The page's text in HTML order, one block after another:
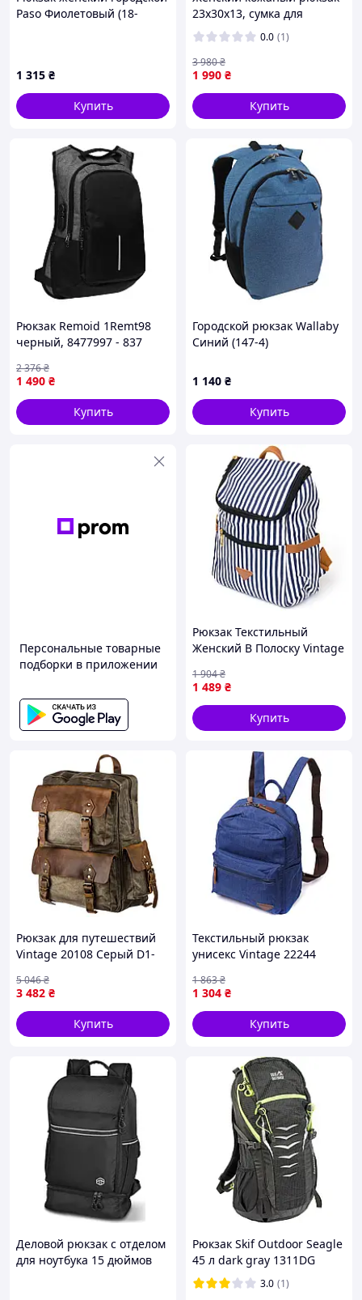
Paso Фиолетовый (18-
1 315 ₴
Купить
23х30х13, сумка для
прогулок по городу,
черная
0.0 (1)
1 990 ₴
3 980₴
Купить
Рюкзак Remoid 1Remt98
черный, 8477997 - 837
1 490 ₴
2 376₴
Купить
Городской рюкзак Wallaby
Синий (147-4)
1 140 ₴
Купить
Персональные товарные
подборки в приложении
Рюкзак Текстильный
Женский В Полоску Vintage
Жіночий Текстильний В
Смужку Vintage Білий
1 489 ₴
1 904₴
Купить
Рюкзак для путешествий
Vintage 20108 Серый D1-
3 482 ₴
5 046₴
Купить
Текстильный рюкзак
унисекс Vintage 22244
1 304 ₴
1 863₴
Купить
Деловой рюкзак с отделом
для ноутбука 15 дюймов
Рюкзак Skif Outdoor Seagle
45 л dark gray 1311DG
3.0 (1)